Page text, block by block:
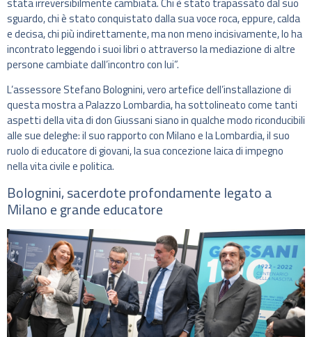
sguardo, chi è stato conquistato dalla sua voce roca, eppure, calda
e decisa, chi più indirettamente, ma non meno incisivamente, lo ha
incontrato leggendo i suoi libri o attraverso la mediazione di altre
persone cambiate dall’incontro con lui”.
L’assessore Stefano Bolognini, vero artefice dell’installazione di
questa mostra a Palazzo Lombardia, ha sottolineato come tanti
aspetti della vita di don Giussani siano in qualche modo riconducibili
alle sue deleghe: il suo rapporto con Milano e la Lombardia, il suo
ruolo di educatore di giovani, la sua concezione laica di impegno
nella vita civile e politica.
Bolognini, sacerdote profondamente legato a
Milano e grande educatore